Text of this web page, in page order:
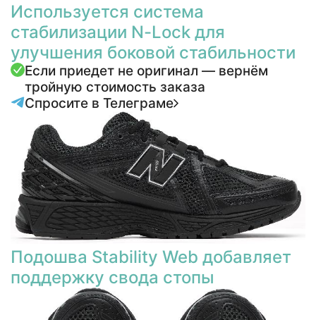
Используется система
стабилизации N-Lock для
улучшения боковой стабильности
Если приедет не оригинал — вернём
тройную стоимость заказа
Спросите в Телеграме
Подошва Stability Web добавляет
поддержку свода стопы